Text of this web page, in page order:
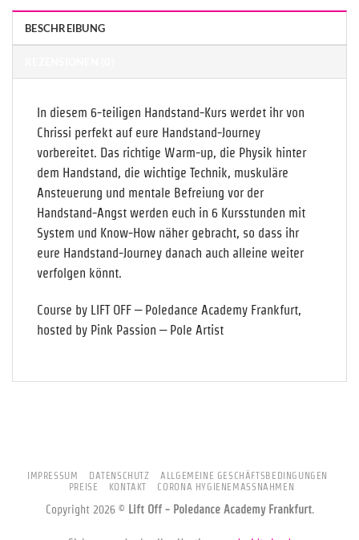
BESCHREIBUNG
In diesem 6-teiligen Handstand-Kurs werdet ihr von
Chrissi perfekt auf eure Handstand-Journey
vorbereitet. Das richtige Warm-up, die Physik hinter
dem Handstand, die wichtige Technik, muskuläre
Ansteuerung und mentale Befreiung vor der
Handstand-Angst werden euch in 6 Kursstunden mit
System und Know-How näher gebracht, so dass ihr
eure Handstand-Journey danach auch alleine weiter
verfolgen könnt.
Course by LIFT OFF – Poledance Academy Frankfurt,
hosted by Pink Passion – Pole Artist
IMPRESSUM DATENSCHUTZ
ALLGEMEINE GESCHÄFTSBEDINGUNGEN
PREISE
KONTAKT CORONA HYGIENEMASSNAHMEN
Copyright 2026 © Lift Off - Poledance Academy Frankfurt.